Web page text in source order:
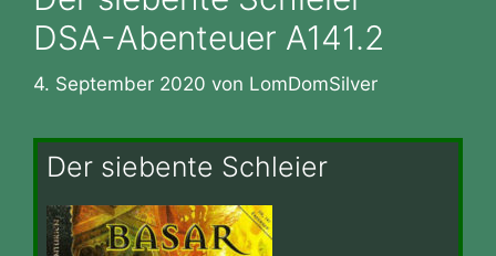
DSA-Abenteuer A141.2
4. September 2020 von LomDomSilver
Der siebente Schleier